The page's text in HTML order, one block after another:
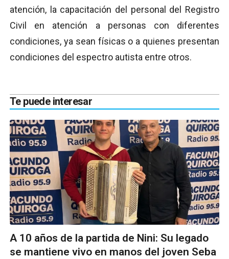
atención, la capacitación del personal del Registro
Civil en atención a personas con diferentes
condiciones, ya sean físicas o a quienes presentan
condiciones del espectro autista entre otros.
Te puede interesar
A 10 años de la partida de Nini: Su legado
se mantiene vivo en manos del joven Seba